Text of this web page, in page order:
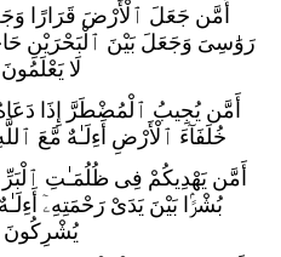
أَمَّن جَعَلَ ٱلْأَرْضَ قَرَارًا
رَوَٰسِىَ وَجَعَلَ بَيْنَ ٱلْبَحْرَيْنِ
لَا يَعْلَمُونَ
أَمَّن يُجِيبُ ٱلْمُضْطَرَّ إِذَا
خُلَفَآءَ ٱلْأَرْضِ أَءِلَـٰهٌ مَّعَ ٱللَّهِ
أَمَّن يَهْدِيكُمْ فِى ظُلُمَـٰتِ
بُشْرًۢا بَيْنَ يَدَىْ رَحْمَتِهِۦٓ
يُشْرِكُونَ